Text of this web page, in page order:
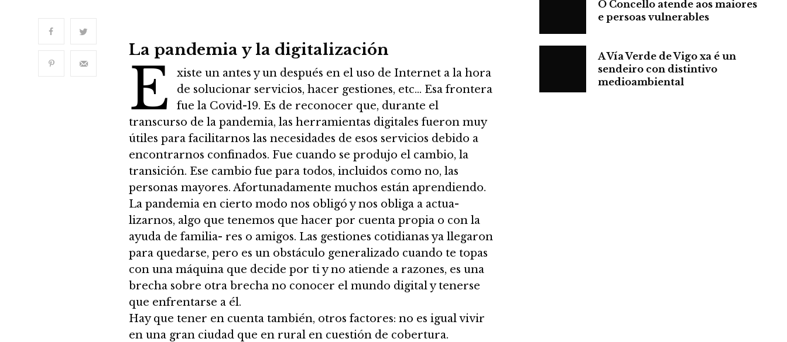
A diferenza entre a
robótica e a domótica
Unha biblioteca do
século XX no noso
9 JUNIO 2023
A placa que non aparece
9 JUNIO 2023
O Día das Letras
Galegas dedicado este
ano a Francisco
Fernández del Riego
9 JUNIO 2023
Buscando comida na
9 JUNIO 2023
Falemos de comercio
La pandemia y la digitalización
E
xiste un antes y un después en el uso de Internet a la hora
de solucionar servicios, hacer gestiones, etc… Esa frontera
fue la Covid-19. Es de reconocer que, durante el
transcurso de la pandemia, las herramientas digitales fueron muy
útiles para facilitarnos las necesidades de esos servicios debido a
encontrarnos confinados. Fue cuando se produjo el cambio, la
transición. Ese cambio fue para todos, incluidos como no, las
personas mayores. Afortunadamente muchos están aprendiendo.
La pandemia en cierto modo nos obligó y nos obliga a actua-
lizarnos, algo que tenemos que hacer por cuenta propia o con la
ayuda de familia- res o amigos. Las gestiones cotidianas ya llegaron
para quedarse, pero es un obstáculo generalizado cuando te topas
con una máquina que decide por ti y no atiende a razones, es una
brecha sobre otra brecha no conocer el mundo digital y tenerse
que enfrentarse a él.
Hay que tener en cuenta también, otros factores: no es igual vivir
en una gran ciudad que en rural en cuestión de cobertura.
O Concello atende aos maiores
e persoas vulnerables
A Vía Verde de Vigo xa é un
sendeiro con distintivo
medioambiental